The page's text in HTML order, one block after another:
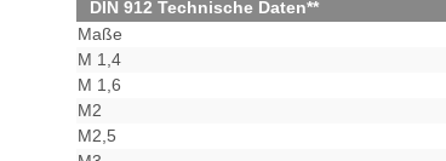
DIN 912 Technische Daten**
Maße
M 1,4
M 1,6
M2
M2,5